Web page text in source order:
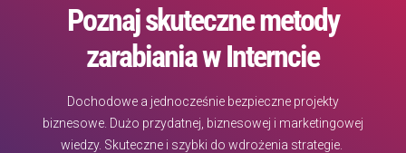
Poznaj skuteczne metody
zarabiania w Interncie
Dochodowe a jednocześnie bezpieczne projekty
biznesowe. Dużo przydatnej, biznesowej i marketingowej
wiedzy. Skuteczne i szybki do wdrożenia strategie.